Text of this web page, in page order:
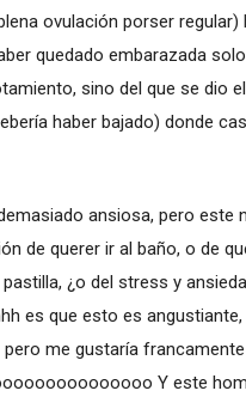
ovulación porser
quedado embarazada
sino del que se dio
haber bajado) donde
ansiosa, pero este
de querer ir al baño, o de
¿o del stress y
es que esto es
me gustaría
Y este